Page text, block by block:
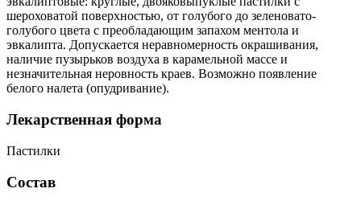
шероховатой поверхностью, от голубого до зеленовато-
голубого цвета с преобладающим запахом ментола и
эвкалипта. Допускается неравномерность окрашивания,
наличие пузырьков воздуха в карамельной массе и
незначительная неровность краев. Возможно появление
белого налета (опудривание).
Лекарственная форма
Пастилки
Состав